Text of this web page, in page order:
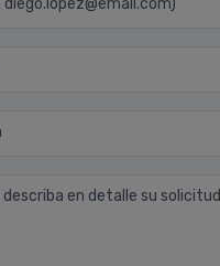
diego.lopez@email.com)
en detalle su solicitud